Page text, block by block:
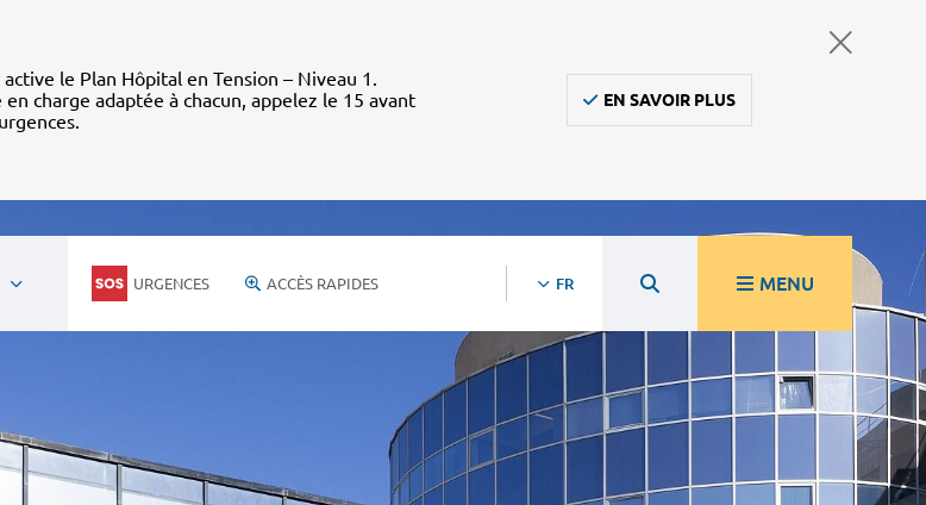
le Plan Hôpital en Tension – Niveau 1.
charge adaptée à chacun, appelez le 15 avant
EN SAVOIR PLUS
URGENCES ACCÈS RAPIDES FR MENU